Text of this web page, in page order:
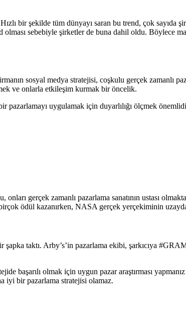
bir şekilde tüm dünyayı saran bu trend, çok sayıda
sebebiyle şirketler de buna dahil oldu. Böylece
sosyal medya stratejisi, coşkulu gerçek zamanlı
ve onlarla etkileşim kurmak bir öncelik.
uygulamak için duyarlılığı ölçmek
gerçek zamanlı pazarlama sanatının ustası
ödül kazanırken, NASA gerçek yerçekiminin
taktı. Arby’s’in pazarlama ekibi, şarkıcıya
başarılı olmak için uygun pazar araştırması
iyi bir pazarlama stratejisi olamaz.